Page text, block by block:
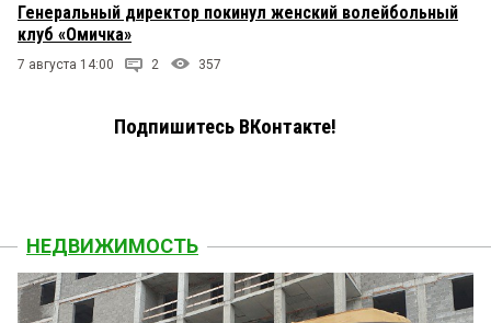
Генеральный директор покинул женский волейбольный
клуб «Омичка»
7 августа 14:00 2 357
Подпишитесь ВКонтакте!
НЕДВИЖИМОСТЬ